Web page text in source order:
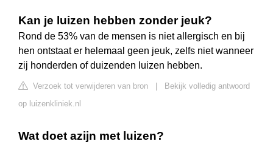
Kan je luizen hebben zonder jeuk?
Rond de 53% van de mensen is niet allergisch en bij
hen ontstaat er helemaal geen jeuk, zelfs niet wanneer
zij honderden of duizenden luizen hebben.
Verzoek tot verwijderen van bron
Bekijk volledig antwoord
op luizenkliniek.nl
Wat doet azijn met luizen?